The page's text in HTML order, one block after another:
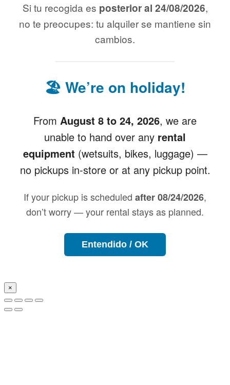
Si tu recogida es posterior al 24/08/2026,
no te preocupes: tu alquiler se mantiene sin
cambios.
🏖️ We’re on holiday!
From August 8 to 24, 2026, we are
unable to hand over any rental
equipment (wetsuits, bikes, luggage) —
no pickups in-store or at any pickup point.
If your pickup is scheduled after 08/24/2026,
don’t worry — your rental stays as planned.
Entendido / OK
×